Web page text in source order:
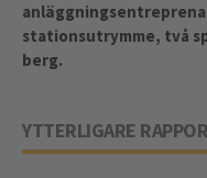
stationsutrymme, två
berg.
YTTERLIGARE